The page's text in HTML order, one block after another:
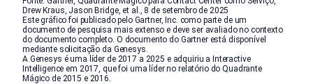
Drew Kraus, Jason Bridge, et al., 8 de setembro de 2025
Este gráfico foi publicado pelo Gartner, Inc. como parte de um
documento de pesquisa mais extenso e deve ser avaliado no contexto
do documento completo. O documento do Gartner está disponível
mediante solicitação da Genesys.
A Genesys é uma líder de 2017 a 2025 e adquiriu a Interactive
Intelligence em 2017, que foi uma líder no relatório do Quadrante
Mágico de 2015 e 2016.